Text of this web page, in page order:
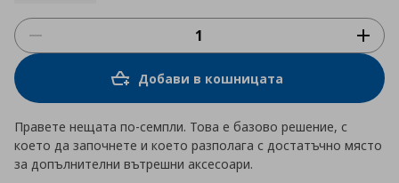
Добави в кошницата
Правете нещата по-семпли. Това е базово решение, с
което да започнете и което разполага с достатъчно място
за допълнителни вътрешни аксесоари.